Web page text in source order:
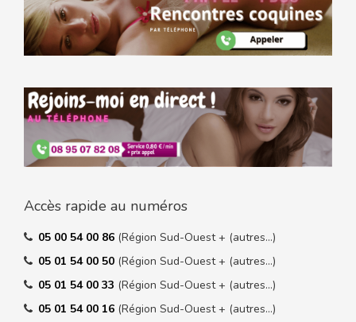
Accès rapide au numéros
05 00 54 00 86 (Région Sud-Ouest + (autres…)
05 01 54 00 50 (Région Sud-Ouest + (autres…)
05 01 54 00 33 (Région Sud-Ouest + (autres…)
05 01 54 00 16 (Région Sud-Ouest + (autres…)